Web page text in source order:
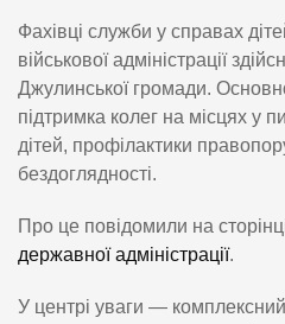
Фахівці служби у справах
військової адміністрації
Джулинської громади.
підтримка колег на місцях у
дітей, профілактики
бездоглядності.
Про це повідомили на
державної адміністрації.
У центрі уваги —